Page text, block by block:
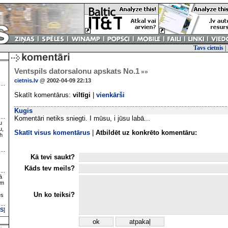
Tavs cietnis
]
Ventspils datorsalonu apskats No.1 »»
cietnis.lv @ 2002-04-09 22:13
Skatīt komentārus: viltīgi vienkārši
Kugis
Komentāri netiks sniegti. I mūsu, i jūsu labā...
Skatīt visus komentārus
Atbildēt uz konkrēto komentāru:
Kā tevi saukt?
Kāds tev meils?
Un ko teiksi?